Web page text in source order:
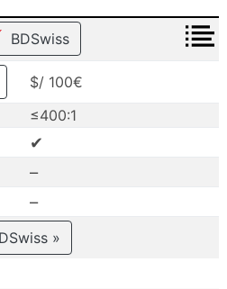
BDSwiss
$/ 100€
≤400:1
✔
–
–
»